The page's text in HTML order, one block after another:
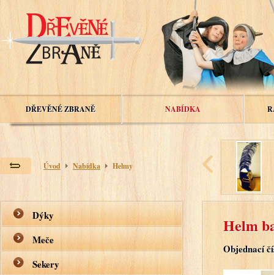
DŘEVĚNÉ ZBRANĚ NABÍDKA
Úvod Nabídka Helmy
Dýky
Meče
Sekery
Helm
Objednací